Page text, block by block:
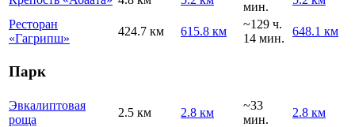
мин.
Ресторан
«Гагрипш»
424.7 км 615.8 км
~129 ч.
14 мин.
648.1 км
Парк
Эвкалиптовая
роща
2.5 км 2.8 км
~33
мин.
2.8 км